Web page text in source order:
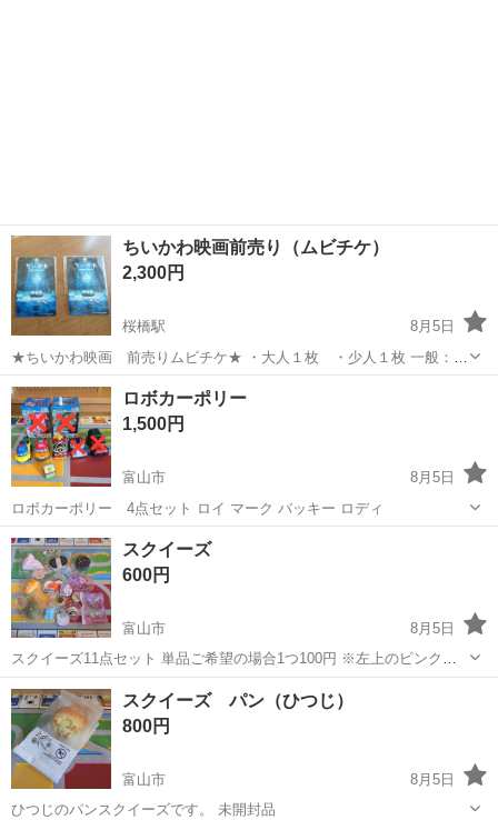
ちいかわ映画前売り（ムビチケ）
2,300円
桜橋駅
8月5日
★ちいかわ映画 前売りムビチケ★ ・大人１枚 ・少人１枚 一般：
1,500円（税込） ジュニア：800円（税込） ※公開日の前々日、座席予
約開始の際 サーバーが混雑しており、予約する際エラーで、座席予
約出来ず、新しく映...
富山 富山市 桜橋駅 パズル
ロボカーポリー
1,500円
富山市
8月5日
ロボカーポリー 4点セット ロイ マーク バッキー ロディ
富山 富山市 おもちゃ
スクイーズ
600円
富山市
8月5日
スクイーズ11点セット 単品ご希望の場合1つ100円 ※左上のピンクの
ケーキは一度片栗粉をつけ、食器用洗剤で洗って使っていました。 く
まパン ぶどう キュウイ オレオ 卵 ケーキ 肉球
富山 富山市 おもちゃ スクイーズ
スクイーズ パン（ひつじ）
800円
富山市
8月5日
ひつじのパンスクイーズです。 未開封品